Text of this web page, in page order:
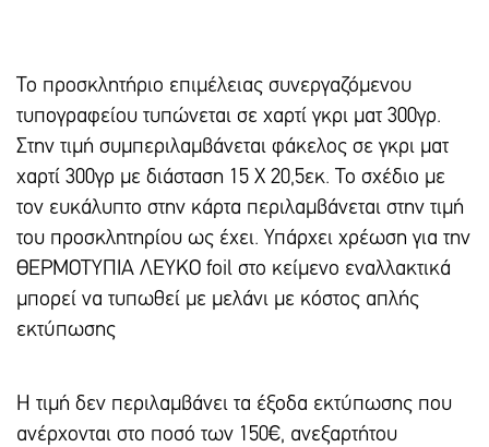
Το προσκλητήριο επιμέλειας συνεργαζόμενου
τυπογραφείου τυπώνεται σε χαρτί γκρι ματ 300γρ.
Στην τιμή συμπεριλαμβάνεται φάκελος σε γκρι ματ
χαρτί 300γρ με διάσταση 15 Χ 20,5εκ. Το σχέδιο με
τον ευκάλυπτο στην κάρτα περιλαμβάνεται στην τιμή
του προσκλητηρίου ως έχει. Υπάρχει χρέωση για την
ΘΕΡΜΟΤΥΠΙΑ ΛΕΥΚΟ foil στο κείμενο εναλλακτικά
μπορεί να τυπωθεί με μελάνι με κόστος απλής
εκτύπωσης
Η τιμή δεν περιλαμβάνει τα έξοδα εκτύπωσης που
ανέρχονται στο ποσό των 150€, ανεξαρτήτου